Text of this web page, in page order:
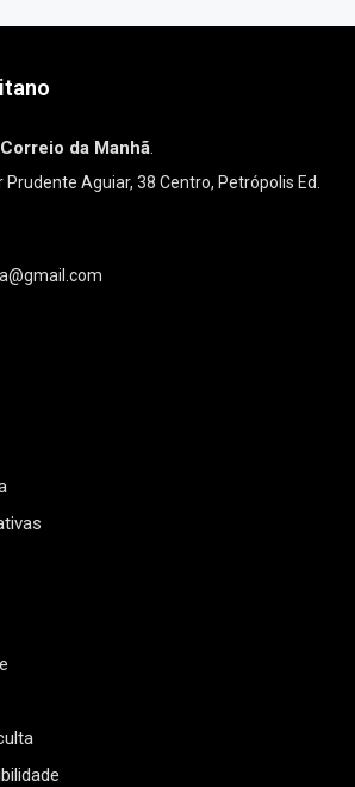
da Manhã.
Aguiar, 38 Centro, Petrópolis Ed.